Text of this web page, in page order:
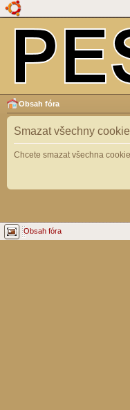
Obsah fóra
Smazat všechny
Chcete smazat všechna
Obsah fóra